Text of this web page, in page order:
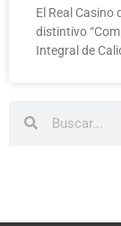
El Real Casino
distintivo
Integral de